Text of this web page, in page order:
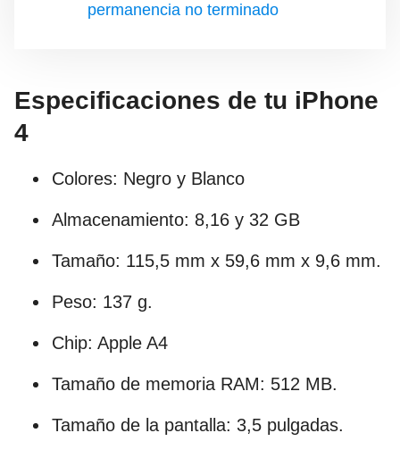
permanencia no terminado
Especificaciones de tu iPhone
4
Colores: Negro y Blanco
Almacenamiento: 8,16 y 32 GB
Tamaño: 115,5 mm x 59,6 mm x 9,6 mm.
Peso: 137 g.
Chip: Apple A4
Tamaño de memoria RAM: 512 MB.
Tamaño de la pantalla: 3,5 pulgadas.